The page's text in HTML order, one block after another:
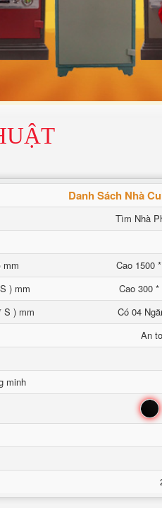
Danh Sách Nhà
Tìm Nhà
mm
Cao 1500
) mm
Cao 300
S ) mm
Có 04
An
minh
Đen